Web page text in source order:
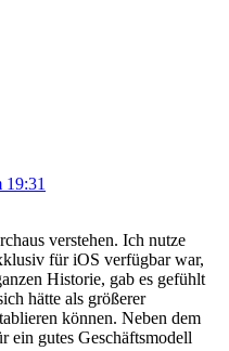
19:31
verstehen. Ich nutze
für iOS verfügbar war,
Historie, gab es gefühlt
hätte als größerer
können. Neben dem
ein gutes Geschäftsmodell